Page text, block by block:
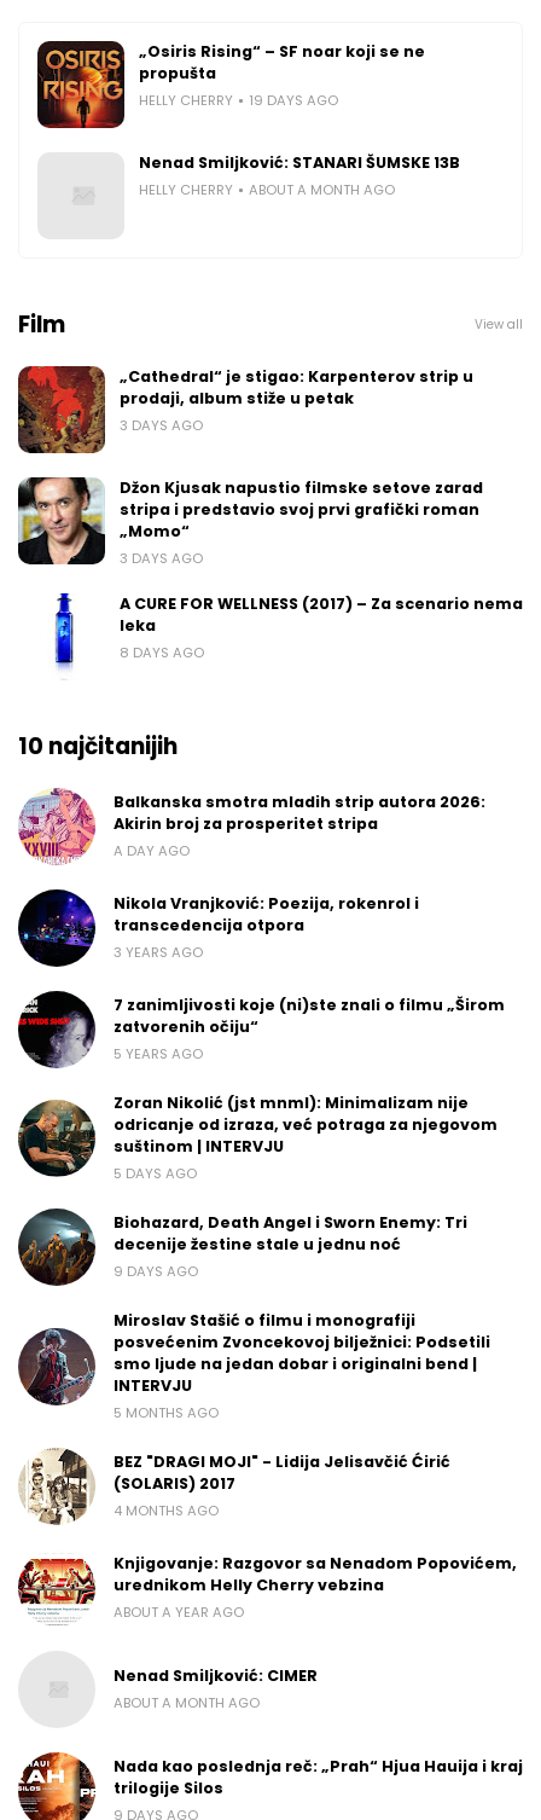
„Osiris Rising“ – SF noar koji se ne
propušta
HELLY CHERRY 19 DAYS AGO
Nenad Smiljković: STANARI ŠUMSKE 13B
HELLY CHERRY ABOUT A MONTH AGO
Film View all
„Cathedral“ je stigao: Karpenterov strip u
prodaji, album stiže u petak
3 DAYS AGO
Džon Kjusak napustio filmske setove zarad
stripa i predstavio svoj prvi grafički roman
„Momo“
3 DAYS AGO
A CURE FOR WELLNESS (2017) – Za scenario nema
leka
8 DAYS AGO
10 najčitanijih
Balkanska smotra mladih strip autora 2026:
Akirin broj za prosperitet stripa
A DAY AGO
Nikola Vranjković: Poezija, rokenrol i
transcedencija otpora
3 YEARS AGO
7 zanimljivosti koje (ni)ste znali o filmu „Širom
zatvorenih očiju“
5 YEARS AGO
Zoran Nikolić (jst mnml): Minimalizam nije
odricanje od izraza, već potraga za njegovom
suštinom | INTERVJU
5 DAYS AGO
Biohazard, Death Angel i Sworn Enemy: Tri
decenije žestine stale u jednu noć
9 DAYS AGO
Miroslav Stašić o filmu i monografiji
posvećenim Zvoncekovoj bilježnici: Podsetili
smo ljude na jedan dobar i originalni bend |
INTERVJU
5 MONTHS AGO
BEZ "DRAGI MOJI" - Lidija Jelisavčić Ćirić
(SOLARIS) 2017
4 MONTHS AGO
Knjigovanje: Razgovor sa Nenadom Popovićem,
urednikom Helly Cherry vebzina
ABOUT A YEAR AGO
Nenad Smiljković: CIMER
ABOUT A MONTH AGO
Nada kao poslednja reč: „Prah“ Hjua Hauija i kraj
trilogije Silos
9 DAYS AGO